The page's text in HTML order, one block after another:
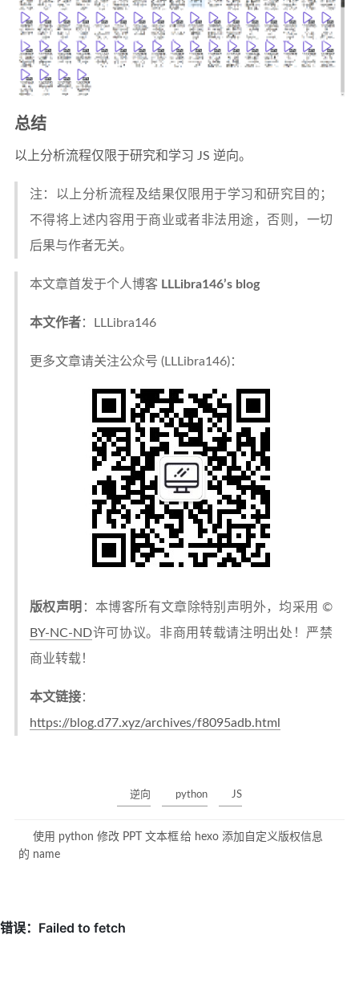
总结
以上分析流程仅限于研究和学习 JS 逆向。
注：以上分析流程及结果仅限用于学习和研究目的；
不得将上述内容用于商业或者非法用途，否则，一切
后果与作者无关。
本文章首发于个人博客 LLLibra146’s blog
本文作者：LLLibra146
更多文章请关注公众号 (LLLibra146)：
版权声明 ：本博客所有文章除特别声明外，均采用 ©
BY-NC-ND许可协议。非商用转载请注明出处！严禁
商业转载！
本文链接：
https://blog.d77.xyz/archives/f8095adb.html
逆向 python JS
使用 python 修改 PPT 文本框
的 name
给 hexo 添加自定义版权信息